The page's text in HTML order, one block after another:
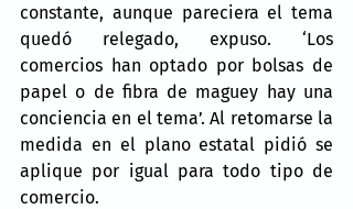
constante, aunque pareciera el tema
quedó relegado, expuso. ‘Los
comercios han optado por bolsas de
papel o de fibra de maguey hay una
conciencia en el tema’. Al retomarse la
medida en el plano estatal pidió se
aplique por igual para todo tipo de
comercio.